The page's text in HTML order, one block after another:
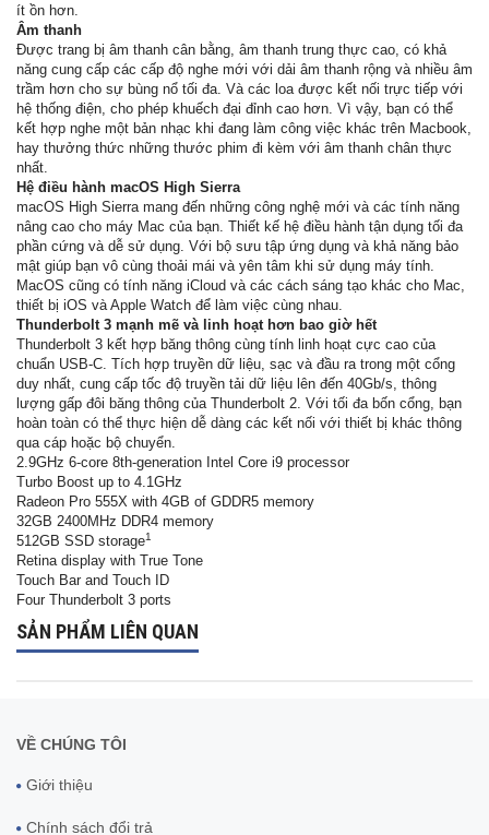
ít ồn hơn.
Âm thanh
Được trang bị âm thanh cân bằng, âm thanh trung thực cao, có khả
năng cung cấp các cấp độ nghe mới với dải âm thanh rộng và nhiều âm
trầm hơn cho sự bùng nổ tối đa. Và các loa được kết nối trực tiếp với
hệ thống điện, cho phép khuếch đại đỉnh cao hơn. Vì vậy, bạn có thể
kết hợp nghe một bản nhạc khi đang làm công việc khác trên Macbook,
hay thưởng thức những thước phim đi kèm với âm thanh chân thực
nhất.
Hệ điều hành macOS High Sierra
macOS High Sierra mang đến những công nghệ mới và các tính năng
nâng cao cho máy Mac của bạn. Thiết kế hệ điều hành tận dụng tối đa
phần cứng và dễ sử dụng. Với bộ sưu tập ứng dụng và khả năng bảo
mật giúp bạn vô cùng thoải mái và yên tâm khi sử dụng máy tính.
MacOS cũng có tính năng iCloud và các cách sáng tạo khác cho Mac,
thiết bị iOS và Apple Watch để làm việc cùng nhau.
Thunderbolt 3 mạnh mẽ và linh hoạt hơn bao giờ hết
Thunderbolt 3 kết hợp băng thông cùng tính linh hoạt cực cao của
chuẩn USB-C. Tích hợp truyền dữ liệu, sạc và đầu ra trong một cổng
duy nhất, cung cấp tốc độ truyền tải dữ liệu lên đến 40Gb/s, thông
lượng gấp đôi băng thông của Thunderbolt 2. Với tối đa bốn cổng, bạn
hoàn toàn có thể thực hiện dễ dàng các kết nối với thiết bị khác thông
qua cáp hoặc bộ chuyển.
2.9GHz 6-core 8th-generation Intel Core i9 processor
Turbo Boost up to 4.1GHz
Radeon Pro 555X with 4GB of GDDR5 memory
32GB 2400MHz DDR4 memory
512GB SSD storage1
Retina display with True Tone
Touch Bar and Touch ID
Four Thunderbolt 3 ports
SẢN PHẨM LIÊN QUAN
VỀ CHÚNG TÔI
Giới thiệu
Chính sách đổi trả